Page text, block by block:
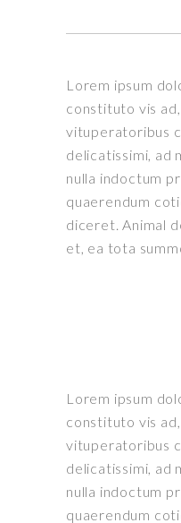
Lorem ipsum
constituto vis
vituperatoribus
delicatissimi, ad
nulla indoctum
quaerendum
diceret. Animal
et, ea tota
Lorem ipsum
constituto vis
vituperatoribus
delicatissimi, ad
nulla indoctum
quaerendum